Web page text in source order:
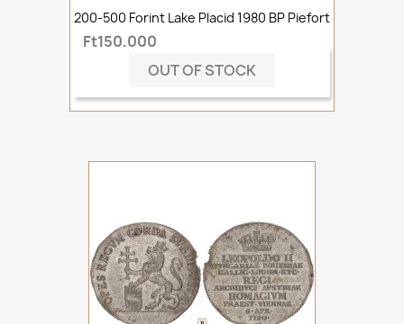
200-500 Forint Lake Placid 1980 BP Piefort
Ft150,000
OUT OF STOCK